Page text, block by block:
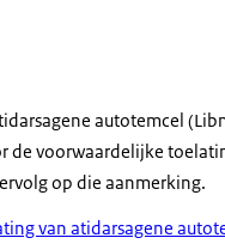
autotemcel
de voorwaardelijke
op die aanmerking.
van atidarsagene